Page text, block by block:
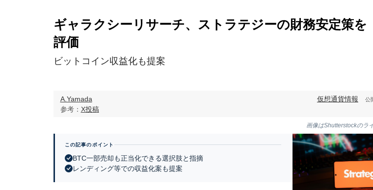
ギャラクシーリサーチ、ストラテジーの財務安定策を
評価
ビットコイン収益化も提案
A.Yamada
参考： X投稿
仮想通貨情報 公
画像はShutterstockのラ
この記事のポイント
BTC一部売却も正当化できる選択肢と指摘
レンディング等での収益化案も提案